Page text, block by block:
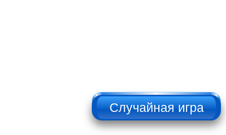
НЕ НАЖИМАТЬ!!!